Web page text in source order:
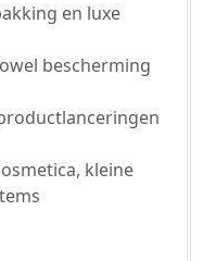
en luxe
bescherming
kleine